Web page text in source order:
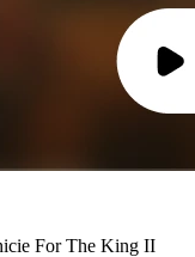
For The King II